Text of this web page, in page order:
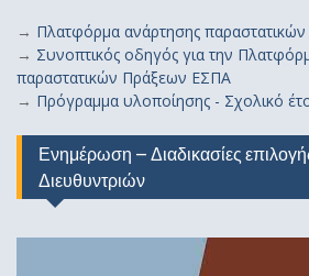
→ Πλατφόρμα ανάρτησης
→ Συνοπτικός οδηγός για την
παραστατικών Πράξεων ΕΣΠΑ
→ Πρόγραμμα υλοποίησης - Σχολικό
Ενημέρωση – Διαδικασίες
Διευθυντριών